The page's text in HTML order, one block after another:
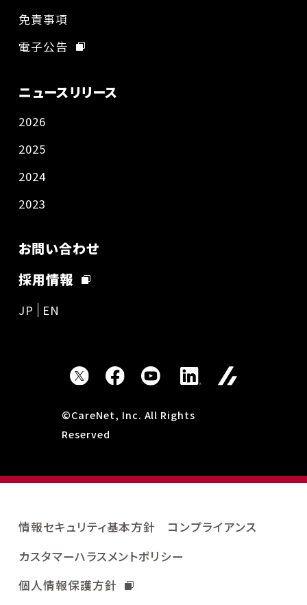
免責事項
電子公告
ニュースリリース
2026
2025
2024
2023
お問い合わせ
採用情報
JP EN
©CareNet, Inc. All Rights
Reserved
情報セキュリティ基本方針
コンプライアンス
カスタマーハラスメントポリシー
個人情報保護方針